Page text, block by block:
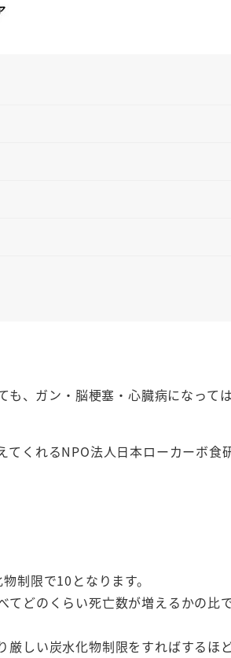
、ガン・脳梗塞・心臓病になって
くれるNPO法人日本ローカーボ食
制限で10となります。
どのくらい死亡数が増えるかの比
しい炭水化物制限をすればするほど